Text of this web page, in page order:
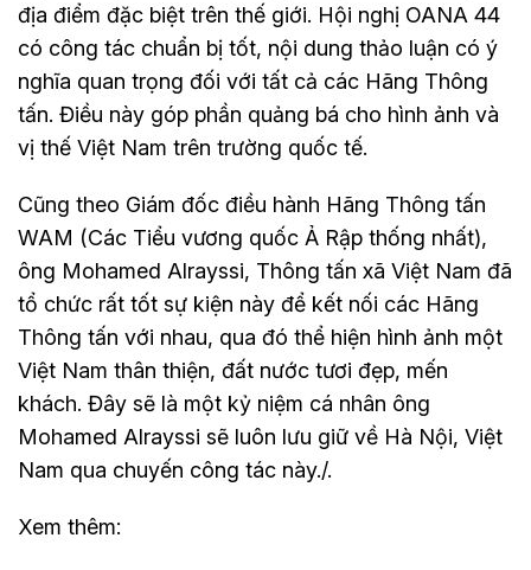
địa điểm đặc biệt trên thế giới. Hội nghị OANA 44
có công tác chuẩn bị tốt, nội dung thảo luận có ý
nghĩa quan trọng đối với tất cả các Hãng Thông
tấn. Điều này góp phần quảng bá cho hình ảnh và
vị thế Việt Nam trên trường quốc tế.
Cũng theo Giám đốc điều hành Hãng Thông tấn
WAM (Các Tiểu vương quốc Ả Rập thống nhất),
ông Mohamed Alrayssi, Thông tấn xã Việt Nam đã
tổ chức rất tốt sự kiện này để kết nối các Hãng
Thông tấn với nhau, qua đó thể hiện hình ảnh một
Việt Nam thân thiện, đất nước tươi đẹp, mến
khách. Đây sẽ là một kỷ niệm cá nhân ông
Mohamed Alrayssi sẽ luôn lưu giữ về Hà Nội, Việt
Nam qua chuyến công tác này./.
Xem thêm: